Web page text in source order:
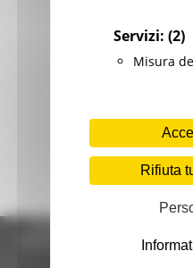
Servizi: (2)
Misura
Rifiuta
Regione Marche Giunta
00481070423) via Gentile